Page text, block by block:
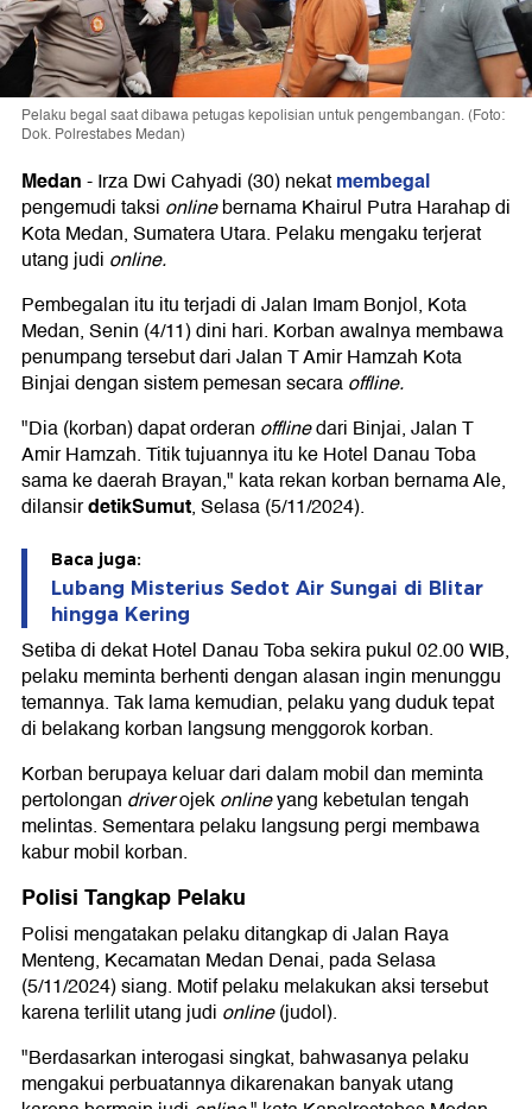
Pelaku begal saat dibawa petugas kepolisian untuk pengembangan. (Foto:
Dok. Polrestabes Medan)
Medan-Irza Dwi Cahyadi (30) nekatmembegal
pengemudi taksi onlinebernama Khairul Putra Harahap di
Kota Medan, Sumatera Utara. Pelaku mengaku terjerat
utang judi online.
Pembegalan itu itu terjadi di Jalan Imam Bonjol, Kota
Medan, Senin (4/11) dini hari. Korban awalnya membawa
penumpang tersebut dari Jalan T Amir Hamzah Kota
Binjai dengan sistem pemesan secaraoffline.
"Dia (korban) dapat orderan offlinedari Binjai, Jalan T
Amir Hamzah. Titik tujuannya itu ke Hotel Danau Toba
sama ke daerah Brayan," kata rekan korban bernama Ale,
dilansirdetikSumut, Selasa (5/11/2024).
Baca juga:
Lubang Misterius Sedot Air Sungai di Blitar
hingga Kering
Setiba di dekat Hotel Danau Toba sekira pukul 02.00 WIB,
pelaku meminta berhenti dengan alasan ingin menunggu
temannya. Tak lama kemudian, pelaku yang duduk tepat
di belakang korban langsung menggorok korban.
Korban berupaya keluar dari dalam mobil dan meminta
pertolongan driverojekonlineyang kebetulan tengah
melintas. Sementara pelaku langsung pergi membawa
kabur mobil korban.
Polisi Tangkap Pelaku
Polisi mengatakan pelaku ditangkap di Jalan Raya
Menteng, Kecamatan Medan Denai, pada Selasa
(5/11/2024) siang. Motif pelaku melakukan aksi tersebut
karena terlilit utang judi online(judol).
"Berdasarkan interogasi singkat, bahwasanya pelaku
mengakui perbuatannya dikarenakan banyak utang